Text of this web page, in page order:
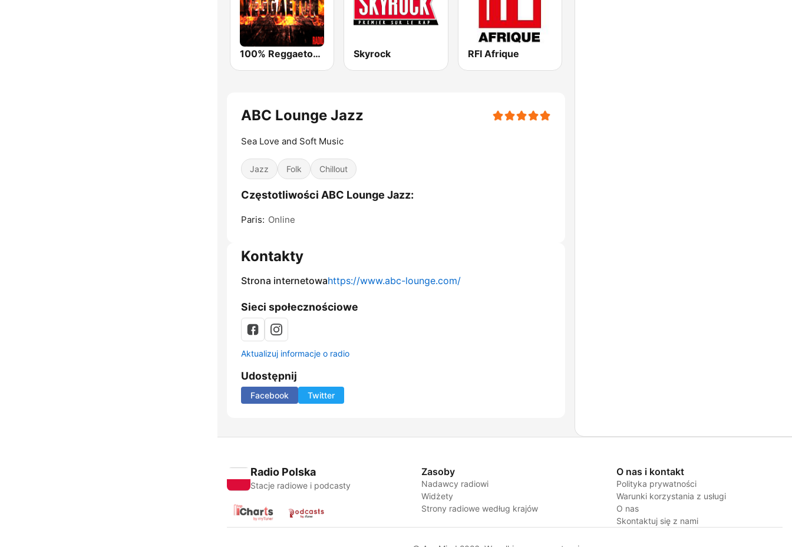
100% Reggaeton Radio Skyrock RFI Afrique
ABC Lounge Jazz
Sea Love and Soft Music
Jazz Folk Chillout
Częstotliwości ABC Lounge Jazz:
Paris: Online
Kontakty
Strona internetowahttps://www.abc-lounge.com/
Sieci społecznościowe
Aktualizuj informacje o radio
Udostępnij
Facebook Twitter
Radio Polska
Stacje radiowe i podcasty
Zasoby
Nadawcy radiowi
Widżety
Strony radiowe według krajów
O nas i kontakt
Polityka prywatności
Warunki korzystania z usługi
O nas
Skontaktuj się z nami